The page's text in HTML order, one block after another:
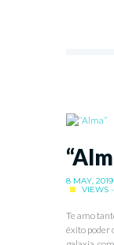
8 MAY, 2019
VIEWS
Te amo
éxito poder